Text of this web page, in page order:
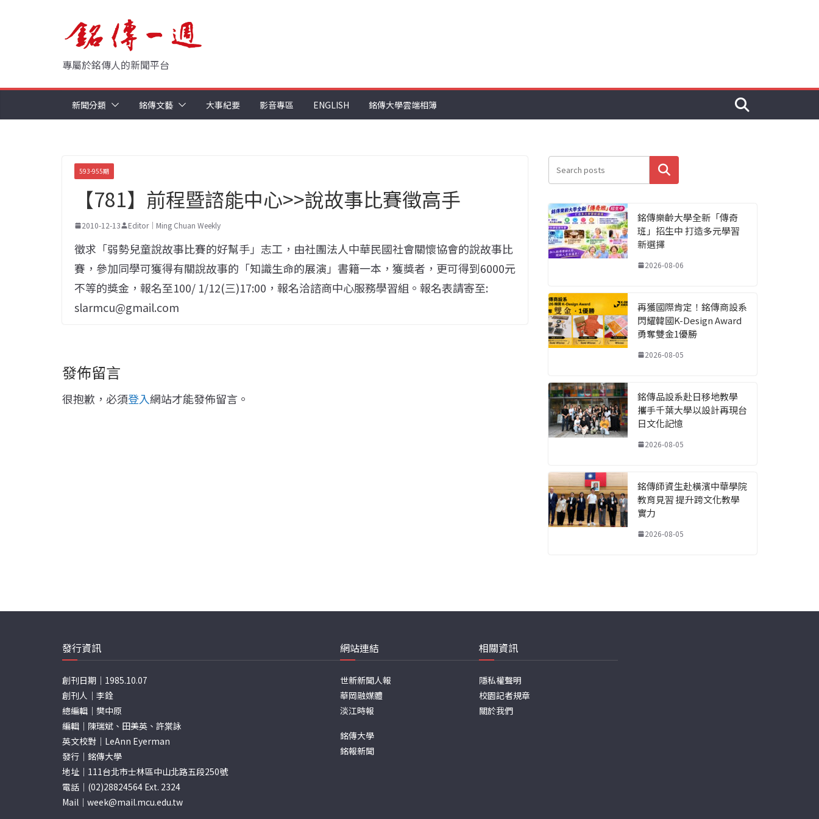
專屬於銘傳人的新聞平台
新聞分類 銘傳文藝 大事紀要 影音專區 ENGLISH 銘傳大學雲端相簿
593-955期
【781】前程暨諮能中心>>說故事比賽徵高手
2010-12-13 Editor｜Ming Chuan Weekly
徵求「弱勢兒童說故事比賽的好幫手」志工，由社團法人中華民國社會關懷協會的說故事比
賽，參加同學可獲得有關說故事的「知識生命的展演」書籍一本，獲獎者，更可得到6000元
不等的獎金，報名至100/ 1/12(三)17:00，報名洽諮商中心服務學習組。報名表請寄至:
slarmcu@gmail.com
發佈留言
很抱歉，必須登入網站才能發佈留言。
搜尋
銘傳樂齡大學全新「傳奇
班」招生中 打造多元學習
新選擇
2026-08-06
再獲國際肯定！銘傳商設系
閃耀韓國K-Design Award
勇奪雙金1優勝
2026-08-05
銘傳品設系赴日移地教學
攜手千葉大學以設計再現台
日文化記憶
2026-08-05
銘傳師資生赴橫濱中華學院
教育見習 提升跨文化教學
實力
2026-08-05
發行資訊
創刊日期｜1985.10.07
創刊人｜李銓
總編輯｜樊中原
編輯｜陳瑞斌、田美英、許棠詠
英文校對｜LeAnn Eyerman
發行｜銘傳大學
地址｜111台北市士林區中山北路五段250號
電話｜(02)28824564 Ext. 2324
Mail｜ week@mail.mcu.edu.tw
網站連結
世新新聞人報
華岡融媒體
淡江時報
銘傳大學
銘報新聞
相關資訊
隱私權聲明
校園記者規章
關於我們